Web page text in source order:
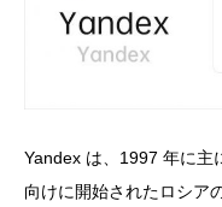
Yandex は、1997 年に主
向けに開始されたロシア